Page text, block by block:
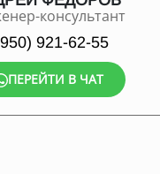
консультант
921-62-55
ПЕРЕЙТИ В ЧАТ